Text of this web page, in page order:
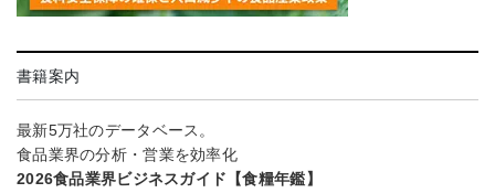
書籍案内
最新5万社のデータベース。
食品業界の分析・営業を効率化
2026食品業界ビジネスガイド【食糧年鑑】